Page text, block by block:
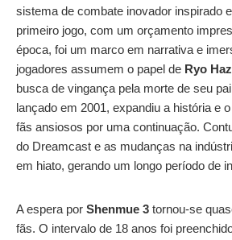
sistema de combate inovador inspirado
primeiro jogo, com um orçamento
época, foi um marco em narrativa e
jogadores assumem o papel de Ryo
busca de vingança pela morte de seu
lançado em 2001, expandiu a história e
fãs ansiosos por uma continuação.
do Dreamcast e as mudanças na
em hiato, gerando um longo período de
A espera por Shenmue 3 tornou-se
fãs. O intervalo de 18 anos foi